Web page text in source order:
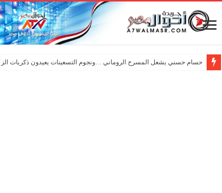
حسام حسني يشعل المسرح الروماني …ونجوم التسعينات يعيدون ذكريات